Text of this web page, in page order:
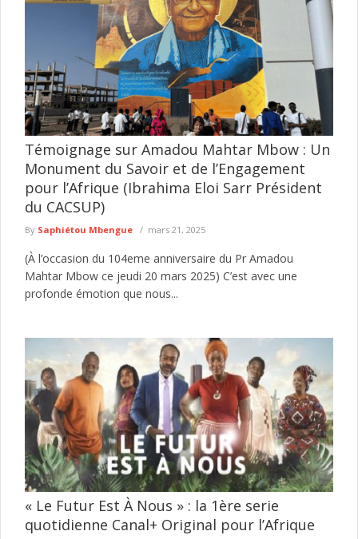
Témoignage sur Amadou Mahtar Mbow : Un
Monument du Savoir et de l’Engagement
pour l’Afrique (Ibrahima Eloi Sarr Président
du CACSUP)
By Saphiétou Mbengue mars 21, 2025
(À l’occasion du 104eme anniversaire du Pr Amadou
Mahtar Mbow ce jeudi 20 mars 2025) C’est avec une
profonde émotion que nous...
« Le Futur Est À Nous » : la 1ère serie
quotidienne Canal+ Original pour l’Afrique